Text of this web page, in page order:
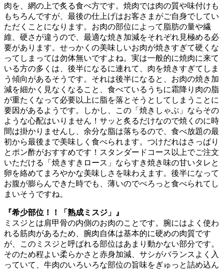
肉を、網の上で炙る食べ方です。焼肉では肉の質や味付けも
もちろんですが、最後の仕上げはお客さまがご自身でしてい
ただくことになります。お肉の部位によって脂肪の量や繊
維、硬さが違うので、最適な焼き加減をそれぞれ見極める必
要があります。せっかくの美味しいお肉が焼きすぎて硬くな
ってしまっては勿体無いですよね。実は一般的に焼肉に来て
いる方の多くは、後半になるに連れて、肉を焼きすぎてしま
う傾向があるそうです。それは後半になると、お肉の焼き加
減を細かく見なくなること、食べているうちに霜降り肉の脂
が重たくなって必要以上に脂を落とそうとしてしまうことに
要因があるようです。しかし、この「焼きしゃぶ」ならその
ような心配はいりません！サッと炙るだけなので焼くのに時
間は掛かりませんし、余分な脂は落ちるので、食べ放題の最
初から最後まで美味しく食べられます。つけだれはさっぱり
とポン酢がおすすめです！スタンダードコース以上でご注文
いただける「焼きすきロース」ならすき焼き味の甘いタレと
卵を絡めてまろやかな美味しさを味わえます。後半になって
お腹が膨らんできた時でも、薄いのでぺろっと食べられてし
まいそうですね。
『希少部位！！「熟成ミスジ」』
ミスジとは肩甲骨の内側のお肉のことです。腕にはよく使わ
れる筋肉があるため、腕肉自体は基本的に硬めの肉質です
が、このミスジと呼ばれる部位はあまり動かない部分です。
そのため程よい柔らかさと赤身加減、サシがバランスよく入
っていて、牛肉のいろいろな部位の旨味をぎゅっと詰め込ん